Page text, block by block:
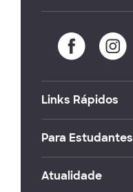
Links Rápidos
Para Estudantes
Atualidade